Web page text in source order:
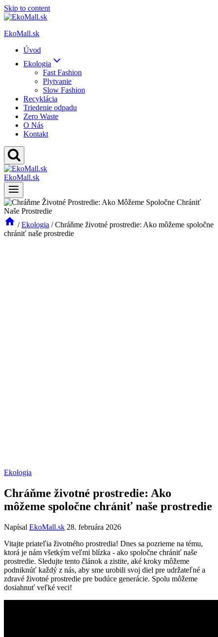
Skip to content
EkoMall.sk
Úvod
Ekologia
Fast Fashion
Plytvanie
Slow Fashion
Recyklácia
Triedenie odpadu
Zero Waste
O Nás
Kontakt
EkoMall.sk
/ Ekologia / Chráňme životné prostredie: Ako môžeme spoločne
chrániť naše prostredie
Ekologia
Chráňme životné prostredie: Ako
môžeme spoločne chrániť naše prostredie
Napísal EkoMall.sk 28. februára 2026
Vitajte priateľia životného prostredia! Dnes sa pozrieme na tému,
ktorá je nám všetkým veľmi blízka ​- ako ⁣spoločne chrániť naše
prostredie.⁢ Sledujte tento článok a zistite, aké kroky môžeme
podniknúť každý z ⁢nás, aby sme urobili svoj diel pre udržateľné a
zdravé životné prostredie‌ pre budúce generácie. Spolu môžeme
dosiahnuť veľké veci!